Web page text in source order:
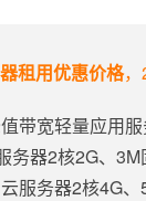
租用优惠价格，
带宽轻量应用
务器2核2G、3M
服务器2核4G、